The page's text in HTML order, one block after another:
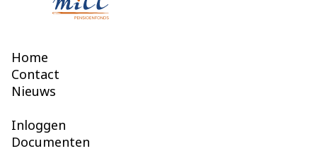
Home
Contact
Nieuws
Inloggen
Documenten